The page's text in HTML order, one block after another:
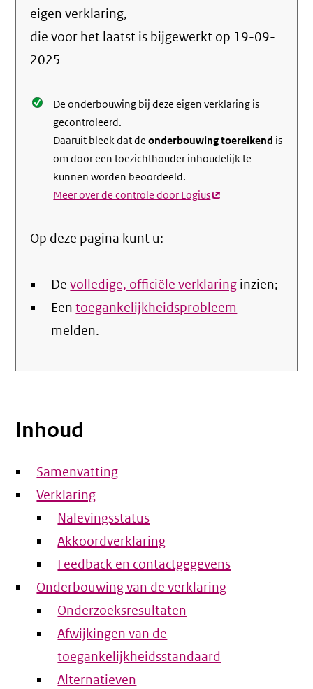
over
eigen verklaring,
die voor het laatst is bijgewerkt op 19-09-
2025
De onderbouwing bij deze eigen verklaring is
gecontroleerd.
Daaruit bleek dat deonderbouwing toereikend is
om door een toezichthouder inhoudelijk te
kunnen worden beoordeeld.
Meer over de controle door Logius(externe
Op deze pagina kunt u:
Devolledige, officiële verklaring inzien;
Eentoegankelijkheidsprobleem
melden.
Inhoud
Samenvatting
Verklaring
Nalevingsstatus
Akkoordverklaring
Feedback en contactgegevens
Onderbouwing van de verklaring
Onderzoeksresultaten
Afwijkingen van de
toegankelijkheidsstandaard
Alternatieven